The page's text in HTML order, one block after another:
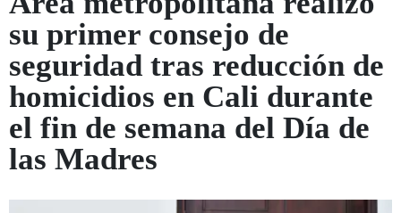
su primer consejo de
seguridad tras reducción de
homicidios en Cali durante
el fin de semana del Día de
las Madres